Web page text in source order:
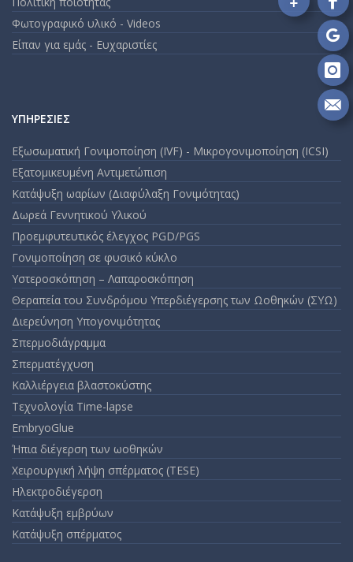
Φωτογραφικό υλικό - Videos
Είπαν για εμάς - Ευχαριστίες
ΥΠΗΡΕΣΊΕΣ
Εξωσωματική Γονιμοποίηση (IVF) - Μικρογονιμοποίηση (ICSI)
Εξατομικευμένη Αντιμετώπιση
Κατάψυξη ωαρίων (Διαφύλαξη Γονιμότητας)
Δωρεά Γεννητικού Υλικού
Προεμφυτευτικός έλεγχος PGD/PGS
Γονιμοποίηση σε φυσικό κύκλο
Υστεροσκόπηση – Λαπαροσκόπηση
Θεραπεία του Συνδρόμου Υπερδιέγερσης των Ωοθηκών (ΣΥΩ)
Διερεύνηση Υπογονιμότητας
Σπερμοδιάγραμμα
Σπερματέγχυση
Καλλιέργεια βλαστοκύστης
Τεχνολογία Time-lapse
EmbryoGlue
Ήπια διέγερση των ωοθηκών
Χειρουργική λήψη σπέρματος (TESE)
Ηλεκτροδιέγερση
Κατάψυξη εμβρύων
Κατάψυξη σπέρματος
on
on
on